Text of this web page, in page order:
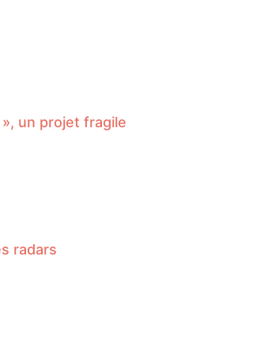
un projet fragile
radars